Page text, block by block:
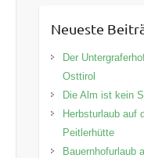
Neueste
Der
Osttirol
Die Alm ist kein
Herbsturlaub auf
Peitlerhütte
Bauernhofurlaub